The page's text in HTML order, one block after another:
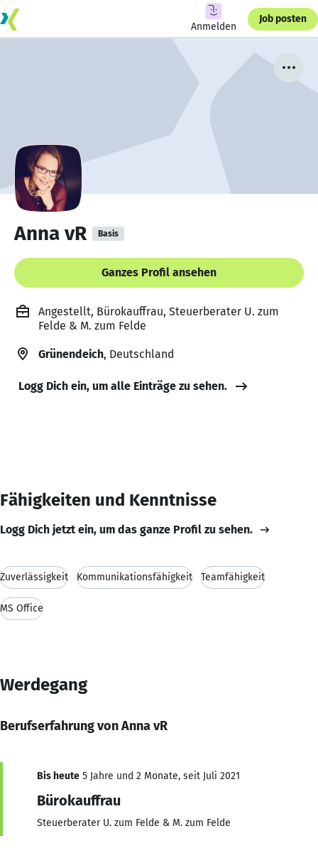
Anmelden
Job posten
Anna vR Basis
Ganzes Profil ansehen
Angestellt, Bürokauffrau, Steuerberater U. zum
Felde & M. zum Felde
Grünendeich, Deutschland
Logg Dich ein, um alle Einträge zu sehen.
Fähigkeiten und Kenntnisse
Logg Dich jetzt ein, um das ganze Profil zu sehen.
Zuverlässigkeit Kommunikationsfähigkeit Teamfähigkeit
MS Office
Werdegang
Berufserfahrung von Anna vR
Bis heute 5 Jahre und 2 Monate, seit Juli 2021
Bürokauffrau
Steuerberater U. zum Felde & M. zum Felde